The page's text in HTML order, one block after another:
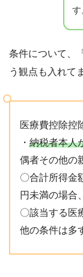
す
条件について、
う観点も入れて
医療費控除控
・ 納税者本人
偶者その他の
〇合計所得金
円未満の場合
〇該当する医
他の条件は多